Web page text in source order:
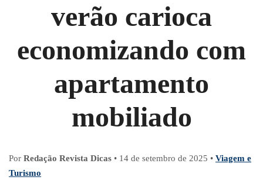
verão carioca
economizando com
apartamento
mobiliado
Por Redação Revista Dicas • 14 de setembro de 2025 • Viagem e
Turismo